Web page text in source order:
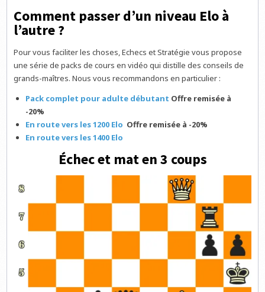
Comment passer d’un niveau Elo à
l’autre ?
Pour vous faciliter les choses, Echecs et Stratégie vous propose
une série de packs de cours en vidéo qui distille des conseils de
grands-maîtres. Nous vous recommandons en particulier :
Pack complet pour adulte débutant Offre remisée à
-20%
En route vers les 1200 Elo Offre remisée à -20%
En route vers les 1400 Elo
Échec et mat en 3 coups